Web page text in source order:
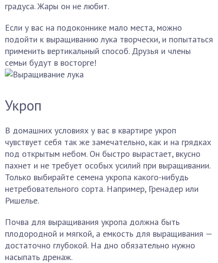
градуса. Жары он не любит.
Если у вас на подоконнике мало места, можно
подойти к выращиванию лука творчески, и попытаться
применить вертикальный способ. Друзья и члены
семьи будут в восторге!
Укроп
В домашних условиях у вас в квартире укроп
чувствует себя так же замечательно, как и на грядках
под открытым небом. Он быстро вырастает, вкусно
пахнет и не требует особых усилий при выращивании.
Только выбирайте семена укропа какого-нибудь
нетребовательного сорта. Например, Гренадер или
Ришелье.
Почва для выращивания укропа должна быть
плодородной и мягкой, а емкость для выращивания —
достаточно глубокой. На дно обязательно нужно
насыпать дренаж.